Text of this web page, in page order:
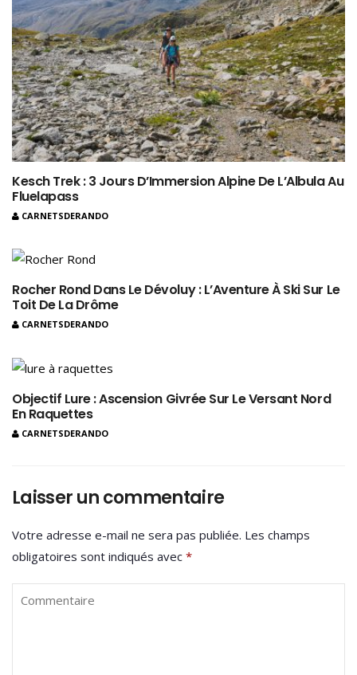
Kesch Trek : 3 Jours D’Immersion Alpine De L’Albula Au
Fluelapass
CARNETSDERANDO
Rocher Rond Dans Le Dévoluy : L’Aventure À Ski Sur Le
Toit De La Drôme
CARNETSDERANDO
Objectif Lure : Ascension Givrée Sur Le Versant Nord
En Raquettes
CARNETSDERANDO
Laisser un commentaire
Votre adresse e-mail ne sera pas publiée. Les champs
obligatoires sont indiqués avec *